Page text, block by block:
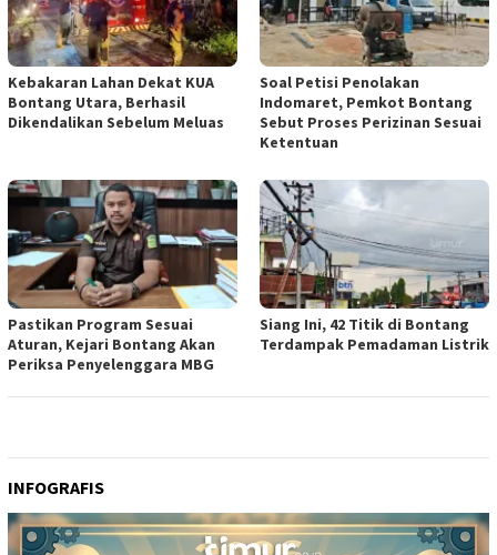
Kebakaran Lahan Dekat KUA
Bontang Utara, Berhasil
Dikendalikan Sebelum Meluas
Soal Petisi Penolakan
Indomaret, Pemkot Bontang
Sebut Proses Perizinan Sesuai
Ketentuan
Pastikan Program Sesuai
Aturan, Kejari Bontang Akan
Periksa Penyelenggara MBG
Siang Ini, 42 Titik di Bontang
Terdampak Pemadaman Listrik
INFOGRAFIS